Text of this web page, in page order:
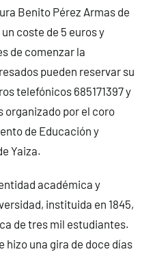
Benito Pérez Armas de
coste de 5 euros y
de comenzar la
pueden reservar su
telefónicos 685171397 y
organizado por el coro
de Educación y
Yaiza.
académica y
instituida en 1845,
de tres mil estudiantes.
hizo una gira de doce días